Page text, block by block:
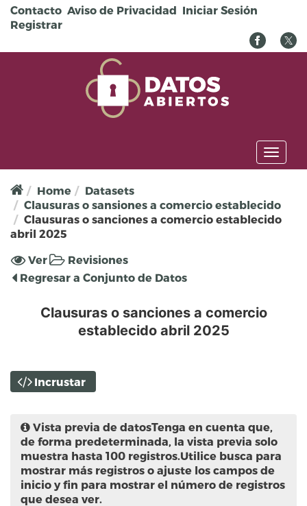
Pasar al contenido principal
Contacto Aviso de Privacidad Iniciar Sesión
Registrar
Toggle
Home
Datasets
Clausuras o sansiones a comercio establecido
Clausuras o sanciones a comercio establecido
abril 2025
Solapas principales
Ver(solapa
activa)
Revisiones
Regresar a Conjunto de Datos
Clausuras o sanciones a comercio
establecido abril 2025
Incrustar
Vista previa de datosTenga en cuenta que,
de forma predeterminada, la vista previa solo
muestra hasta 100 registros.Utilice busca para
mostrar más registros o ajuste los campos de
inicio y fin para mostrar el número de registros
que desea ver.